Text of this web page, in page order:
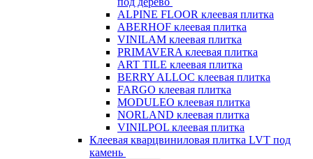
ALPINE FLOOR клеевая плитка
ABERHOF клеевая плитка
VINILAM клеевая плитка
PRIMAVERA клеевая плитка
ART TILE клеевая плитка
BERRY ALLOC клеевая плитка
FARGO клеевая плитка
MODULEO клеевая плитка
NORLAND клеевая плитка
VINILPOL клеевая плитка
Клеевая кварцвиниловая плитка LVT под
камень